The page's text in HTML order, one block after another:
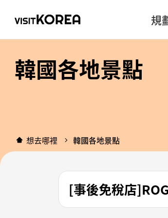
規
韓國各地景點
想去哪裡 韓國各地景點
[事後免稅店